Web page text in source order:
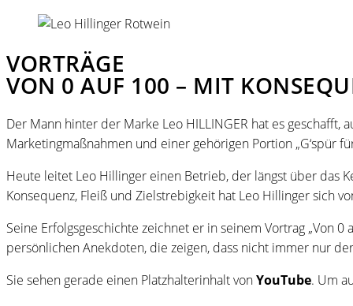
VORTRÄGE
VON 0 AUF 100 – MIT
Der Mann hinter der Marke Leo HILLINGER hat es
Marketingmaßnahmen und einer gehörigen Portion „G‘spür
Heute leitet Leo Hillinger einen Betrieb, der längst über das
Konsequenz, Fleiß und Zielstrebigkeit hat Leo Hillinger sich
Seine Erfolgsgeschichte zeichnet er in seinem Vortrag „Von
persönlichen Anekdoten, die zeigen, dass nicht immer nur
Sie sehen gerade einen Platzhalterinhalt vonYouTube. Um